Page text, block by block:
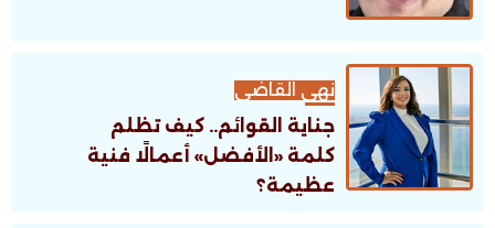
نهى القاضى
جناية القوائم.. كيف تظلم
كلمة «الأفضل» أعمالًا فنية
عظيمة؟